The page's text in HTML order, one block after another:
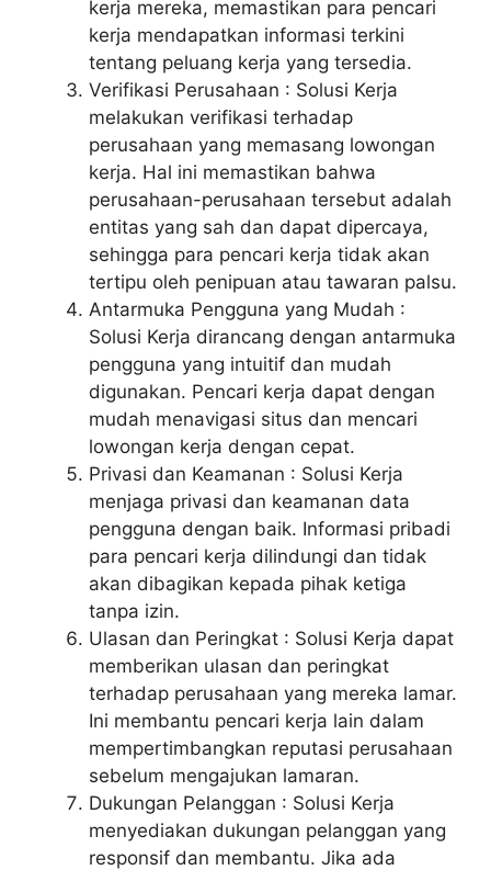
kerja mereka, memastikan para pencari
kerja mendapatkan informasi terkini
tentang peluang kerja yang tersedia.
Verifikasi Perusahaan : Solusi Kerja
melakukan verifikasi terhadap
perusahaan yang memasang lowongan
kerja. Hal ini memastikan bahwa
perusahaan-perusahaan tersebut adalah
entitas yang sah dan dapat dipercaya,
sehingga para pencari kerja tidak akan
tertipu oleh penipuan atau tawaran palsu.
Antarmuka Pengguna yang Mudah :
Solusi Kerja dirancang dengan antarmuka
pengguna yang intuitif dan mudah
digunakan. Pencari kerja dapat dengan
mudah menavigasi situs dan mencari
lowongan kerja dengan cepat.
Privasi dan Keamanan : Solusi Kerja
menjaga privasi dan keamanan data
pengguna dengan baik. Informasi pribadi
para pencari kerja dilindungi dan tidak
akan dibagikan kepada pihak ketiga
tanpa izin.
Ulasan dan Peringkat : Solusi Kerja dapat
memberikan ulasan dan peringkat
terhadap perusahaan yang mereka lamar.
Ini membantu pencari kerja lain dalam
mempertimbangkan reputasi perusahaan
sebelum mengajukan lamaran.
Dukungan Pelanggan : Solusi Kerja
menyediakan dukungan pelanggan yang
responsif dan membantu. Jika ada